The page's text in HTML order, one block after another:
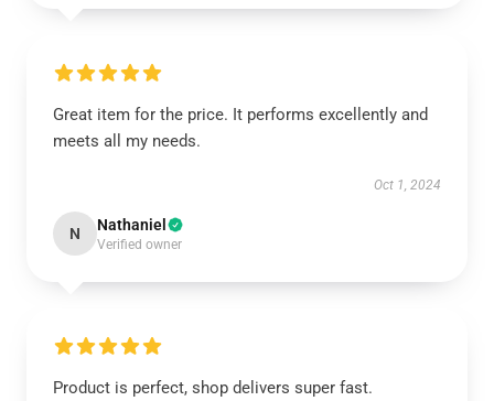
Great item for the price. It performs excellently and
meets all my needs.
Oct 1, 2024
N Nathaniel
Verified owner
Product is perfect, shop delivers super fast.